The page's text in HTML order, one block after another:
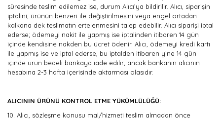
süresinde teslim edilemez ise, durum Alıcı’ya bildirilir. Alıcı, siparişin
iptalini, ürünün benzeri ile değiştirilmesini veya engel ortadan
kalkana dek teslimatın ertelenmesini talep edebilir. Alıcı siparişi iptal
ederse; ödemeyi nakit ile yapmış ise iptalinden itibaren 14 gün
içinde kendisine nakden bu ücret ödenir. Alıcı, ödemeyi kredi kartı
ile yapmış ise ve iptal ederse, bu iptalden itibaren yine 14 gün
içinde ürün bedeli bankaya iade edilir, ancak bankanın alıcının
hesabına 2-3 hafta içerisinde aktarması olasıdır.
ALICININ ÜRÜNÜ KONTROL ETME YÜKÜMLÜLÜĞÜ:
10. Alıcı, sözleşme konusu mal/hizmeti teslim almadan önce